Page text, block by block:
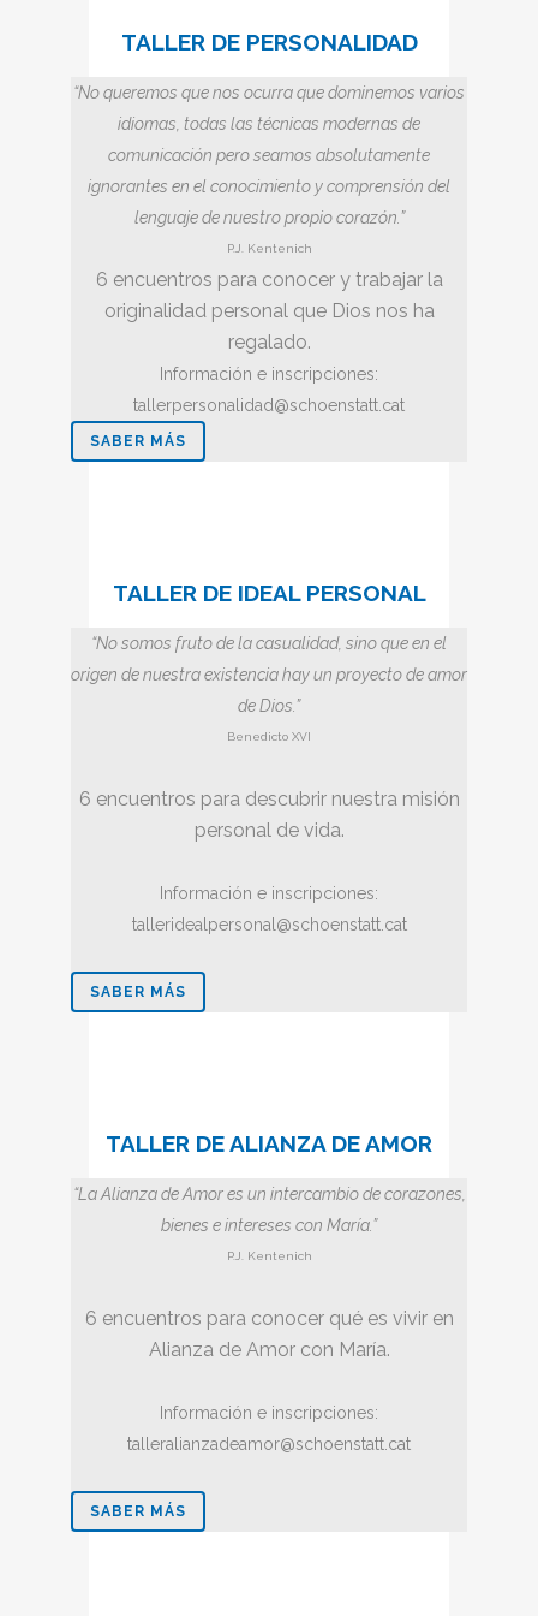
TALLER DE PERSONALIDAD
“No queremos que nos ocurra que dominemos varios
idiomas, todas las técnicas modernas de
comunicación pero seamos absolutamente
ignorantes en el conocimiento y comprensión del
lenguaje de nuestro propio corazón.”
P.J. Kentenich
6 encuentros para conocer y trabajar la
originalidad personal que Dios nos ha
regalado.
Información e inscripciones:
tallerpersonalidad@schoenstatt.cat
SABER MÁS
TALLER DE IDEAL PERSONAL
“No somos fruto de la casualidad, sino que en el
origen de nuestra existencia hay un proyecto de amor
de Dios.”
Benedicto XVI
6 encuentros para descubrir nuestra misión
personal de vida.
Información e inscripciones:
talleridealpersonal@schoenstatt.cat
SABER MÁS
TALLER DE ALIANZA DE AMOR
“La Alianza de Amor es un intercambio de corazones,
bienes e intereses con María.”
P.J. Kentenich
6 encuentros para conocer qué es vivir en
Alianza de Amor con María.
Información e inscripciones:
talleralianzadeamor@schoenstatt.cat
SABER MÁS